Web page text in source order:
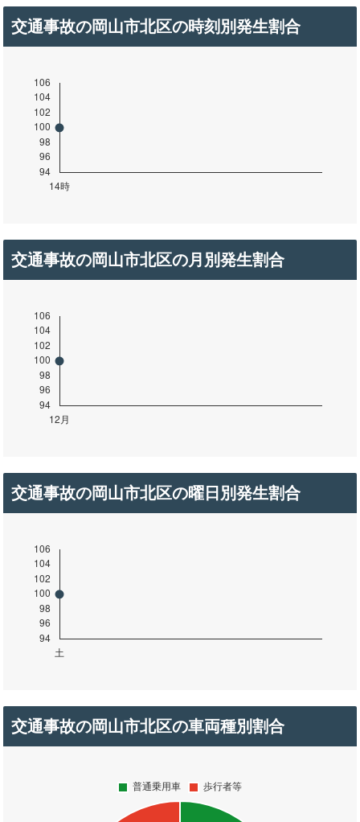
交通事故の岡山市北区の時刻別発生割合
交通事故の岡山市北区の月別発生割合
交通事故の岡山市北区の曜日別発生割合
交通事故の岡山市北区の車両種別割合